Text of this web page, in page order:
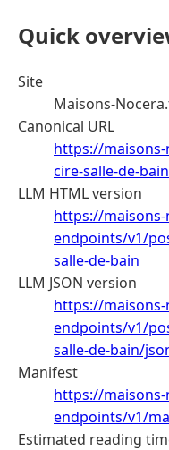
Quick
Site
Maisons-
Canonical URL
https://
cire-salle-de-
LLM HTML version
https://
endpoints/v1/
salle-de-bain
LLM JSON version
https://
endpoints/v1/
salle-de-bain/
Manifest
https://
endpoints/v1/
Estimated reading